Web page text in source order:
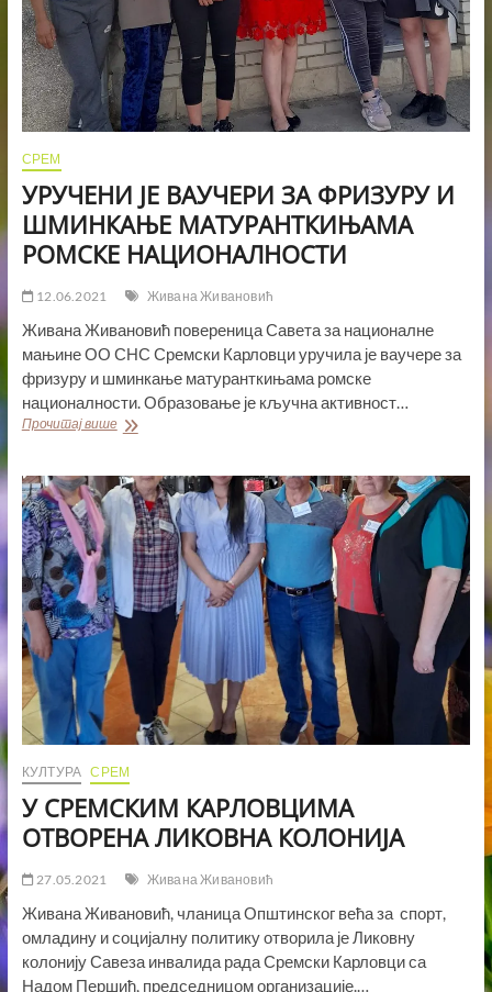
СРЕМ
УРУЧЕНИ ЈЕ ВАУЧЕРИ ЗА ФРИЗУРУ И
ШМИНКАЊЕ МАТУРАНТКИЊАМА
РОМСКЕ НАЦИОНАЛНОСТИ
12.06.2021 Живана Живановић
Живана Живановић повереница Савета за националне
мањине ОО СНС Сремски Карловци уручила је ваучере за
фризуру и шминкање матуранткињама ромске
националности. Образовање је кључна активност…
Прочитај вишеУРУЧЕНИ
ЗА
ФРИЗУРУ
ШМИНКАЊЕ
МАТУРАНТКИЊАМА
РОМСКЕ
НАЦИОНАЛНОСТИ
КУЛТУРА СРЕМ
У СРЕМСКИМ КАРЛОВЦИМА
ОТВОРЕНА ЛИКОВНА КОЛОНИЈА
27.05.2021 Живана Живановић
Живана Живановић, чланица Општинског већа за спорт,
омладину и социјалну политику отворила је Ликовну
колонију Савеза инвалида рада Сремски Карловци са
Надом Першић, председницом организације.…